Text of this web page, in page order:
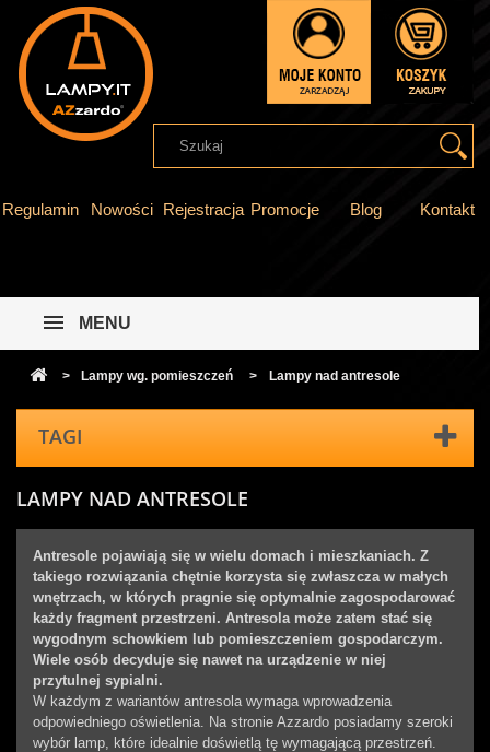
Regulamin Nowości Rejestracja Promocje Blog Kontakt
MENU
> Lampy wg. pomieszczeń > Lampy nad antresole
TAGI
LAMPY NAD ANTRESOLE
Antresole pojawiają się w wielu domach i mieszkaniach. Z
takiego rozwiązania chętnie korzysta się zwłaszcza w małych
wnętrzach, w których pragnie się optymalnie zagospodarować
każdy fragment przestrzeni. Antresola może zatem stać się
wygodnym schowkiem lub pomieszczeniem gospodarczym.
Wiele osób decyduje się nawet na urządzenie w niej
przytulnej sypialni.
W każdym z wariantów antresola wymaga wprowadzenia
odpowiedniego oświetlenia. Na stronie Azzardo posiadamy szeroki
wybór lamp, które idealnie doświetlą tę wymagającą przestrzeń.